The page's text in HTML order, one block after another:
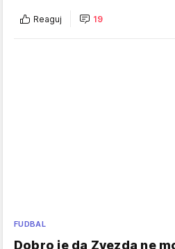
Reaguj 19
FUDBAL
Dobro je da Zvezda ne